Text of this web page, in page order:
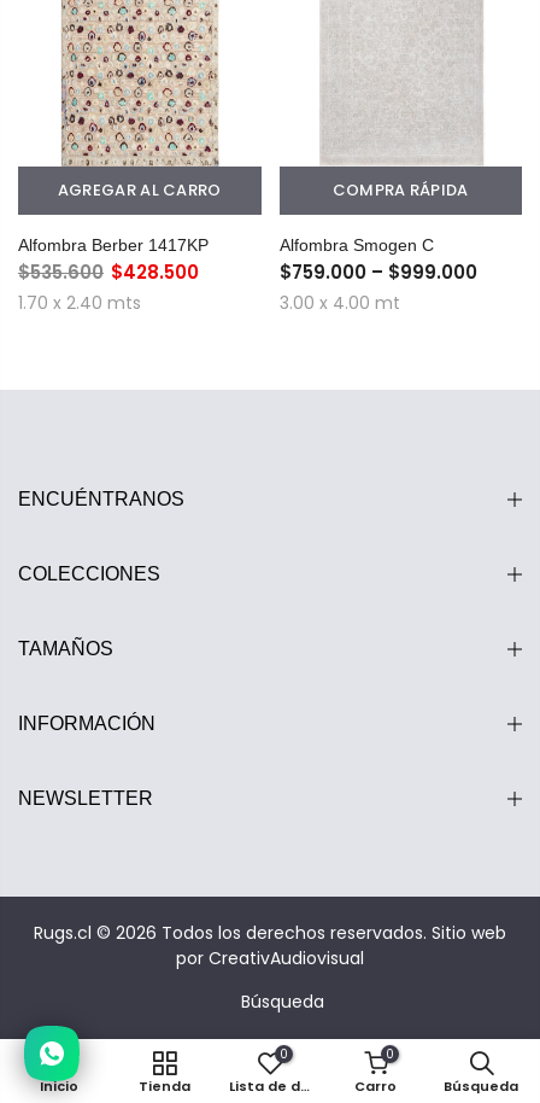
AGREGAR AL CARRO
Alfombra Berber 1417KP
$535.600 $428.500
1.70 x 2.40 mts
COMPRA RÁPIDA
Alfombra Smogen C
$759.000 – $999.000
3.00 x 4.00 mt
ENCUÉNTRANOS
COLECCIONES
TAMAÑOS
INFORMACIÓN
NEWSLETTER
Rugs.cl © 2026 Todos los derechos reservados. Sitio web
por CreativAudiovisual
Búsqueda
Inicio Tienda
0
Lista de deseos
0
Carro Búsqueda